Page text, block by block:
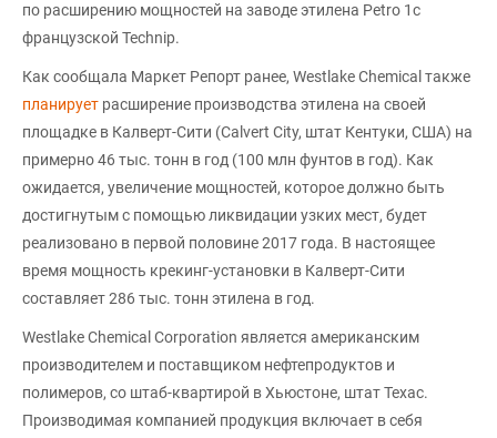
по расширению мощностей на заводе этилена Petro 1с
французской Technip.
Как сообщала Маркет Репорт ранее, Westlake Chemical также
планирует расширение производства этилена на своей
площадке в Калверт-Сити (Calvert City, штат Кентуки, США) на
примерно 46 тыс. тонн в год (100 млн фунтов в год). Как
ожидается, увеличение мощностей, которое должно быть
достигнутым с помощью ликвидации узких мест, будет
реализовано в первой половине 2017 года. В настоящее
время мощность крекинг-установки в Калверт-Сити
составляет 286 тыс. тонн этилена в год.
Westlake Chemical Corporation является американским
производителем и поставщиком нефтепродуктов и
полимеров, со штаб-квартирой в Хьюстоне, штат Техас.
Производимая компанией продукция включает в себя